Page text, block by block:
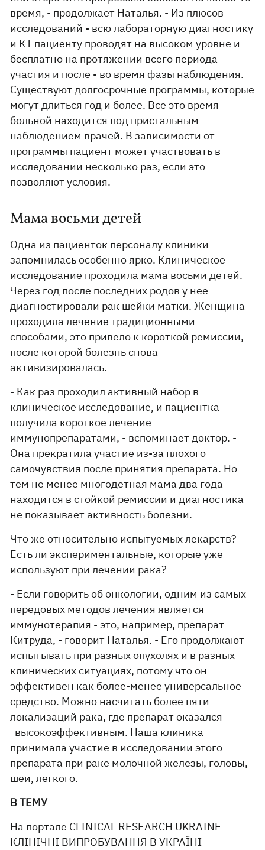
время, - продолжает Наталья. - Из плюсов
исследований - всю лабораторную диагностику
и КТ пациенту проводят на высоком уровне и
бесплатно на протяжении всего периода
участия и после - во время фазы наблюдения.
Существуют долгосрочные программы, которые
могут длиться год и более. Все это время
больной находится под пристальным
наблюдением врачей. В зависимости от
программы пациент может участвовать в
исследовании несколько раз, если это
позволяют условия.
Мама восьми детей
Одна из пациенток персоналу клиники
запомнилась особенно ярко. Клиническое
исследование проходила мама восьми детей.
Через год после последних родов у нее
диагностировали рак шейки матки. Женщина
проходила лечение традиционными
способами, это привело к короткой ремиссии,
после которой болезнь снова
активизировалась.
- Как раз проходил активный набор в
клиническое исследование, и пациентка
получила короткое лечение
иммунопрепаратами, - вспоминает доктор. -
Она прекратила участие из-за плохого
самочувствия после принятия препарата. Но
тем не менее многодетная мама два года
находится в стойкой ремиссии и диагностика
не показывает активность болезни.
Что же относительно испытуемых лекарств?
Есть ли экспериментальные, которые уже
используют при лечении рака?
- Если говорить об онкологии, одним из самых
передовых методов лечения является
иммунотерапия - это, например, препарат
Китруда, - говорит Наталья. - Его продолжают
испытывать при разных опухолях и в разных
клинических ситуациях, потому что он
эффективен как более-менее универсальное
средство. Можно насчитать более пяти
локализаций рака, где препарат оказался
высокоэффективным. Наша клиника
принимала участие в исследовании этого
препарата при раке молочной железы, головы,
шеи, легкого.
В ТЕМУ
На портале CLINICAL RESEARCH UKRAINE
КЛІНІЧНІ ВИПРОБУВАННЯ В УКРАЇНІ